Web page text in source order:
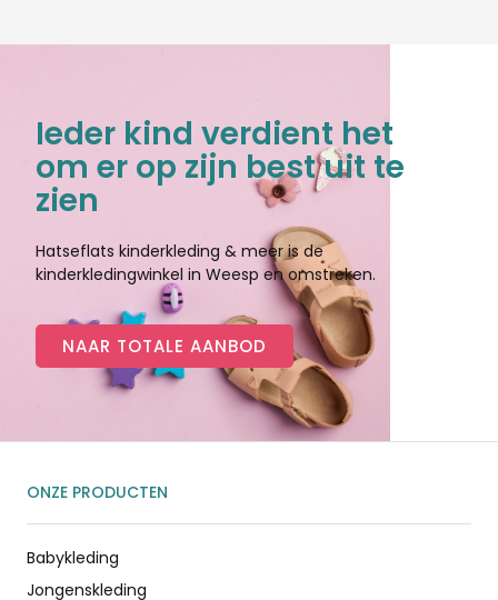
Ieder kind verdient het
om er op zijn best uit te
zien
Hatseflats kinderkleding & meer is de
kinderkledingwinkel in Weesp en omstreken.
NAAR TOTALE AANBOD
ONZE PRODUCTEN
Babykleding
Jongenskleding